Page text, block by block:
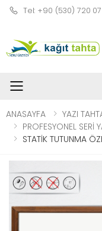
Tel: +90 (530) 720
Toggle
ANASAYFA
YAZI
PROFESYONEL SERİ
STATİK TUTUNMA